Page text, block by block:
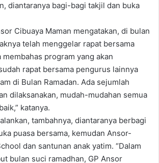
diantaranya bagi-bagi takjil dan buka
Cibuaya Maman mengatakan, di bulan
telah menggelar rapat bersama
program yang akan
rapat bersama pengurus lainnya
di Bulan Ramadan. Ada sejumlah
dilaksanakan, mudah-mudahan semua
katanya.
tambahnya, diantaranya berbagi
puasa bersama, kemudan Ansor-
dan santunan anak yatim. “Dalam
bulan suci ramadhan, GP Ansor